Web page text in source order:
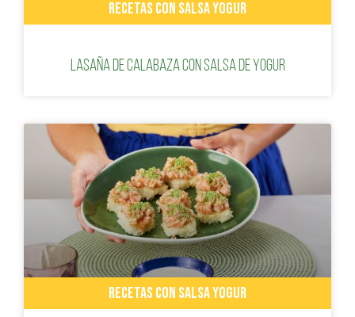
RECETAS CON SALSA YOGUR
Lasaña de calabaza con Salsa de Yogur
RECETAS CON SALSA YOGUR